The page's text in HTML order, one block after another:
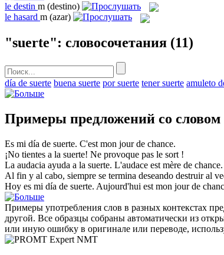
le destin m (destino)
le hasard m (azar)
"suerte": словосочетания (11)
día de suerte buena suerte por suerte tener suerte amuleto
Примеры предложений со
Es mi día de suerte. C'est mon jour de chance.
¡No tientes a la suerte! Ne provoque pas le sort !
La audacia ayuda a la suerte. L'audace est mère de chance.
Al fin y al cabo, siempre se termina deseando destruir al
Hoy es mi día de suerte. Aujourd'hui est mon jour de
Примеры употребления слов в разных контекстах
другой. Все образцы собраны автоматически из
или иную ошибку в оригинале или переводе,